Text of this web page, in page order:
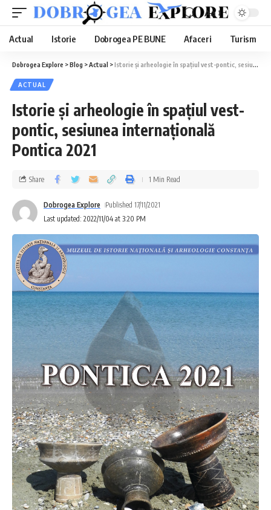
Aa
Actual Istorie Dobrogea PE BUNE Afaceri Turism
Dobrogea Explore >Blog >Actual >Istorie și arheologie în spațiul vest-pontic, sesiunea internațională Pontica 2021
ACTUAL
Istorie și arheologie în spațiul vest-
pontic, sesiunea internațională
Pontica 2021
Last updated: 2022/11/04 at 3:20 PM
Dobrogea Explore Published 17/11/2021
Share 1 Min Read